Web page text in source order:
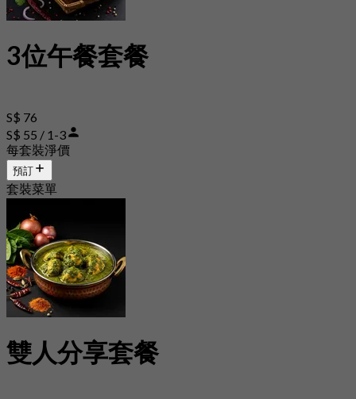
3位午餐套餐
S$ 76
S$ 55 / 1-3
每套裝淨價
預訂
套裝菜單
雙人分享套餐